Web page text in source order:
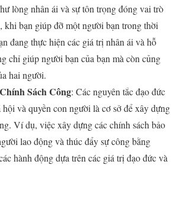
lòng nhân ái và sự tôn trọng đóng vai trò
khi bạn giúp đỡ một người bạn trong thời
đang thực hiện các giá trị nhân ái và hỗ
chỉ giúp người bạn của bạn mà còn củng
hai người.
Sách Công: Các nguyên tắc đạo đức
và quyền con người là cơ sở để xây dựng
Ví dụ, việc xây dựng các chính sách bảo
lao động và thúc đẩy sự công bằng
hành động dựa trên các giá trị đạo đức và